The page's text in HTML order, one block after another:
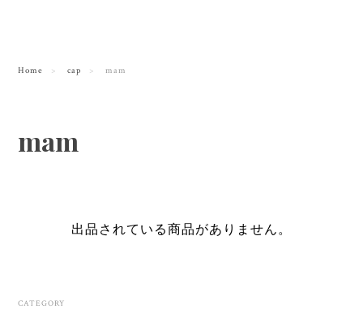
Home cap mam
mam
出品されている商品がありません。
CATEGORY